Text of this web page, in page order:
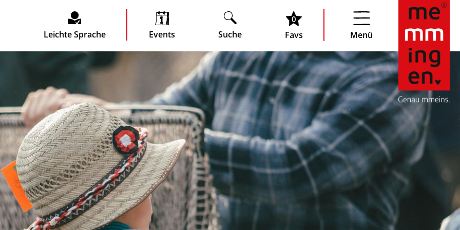
Menü
Leichte Sprache Events Suche
0
Favs